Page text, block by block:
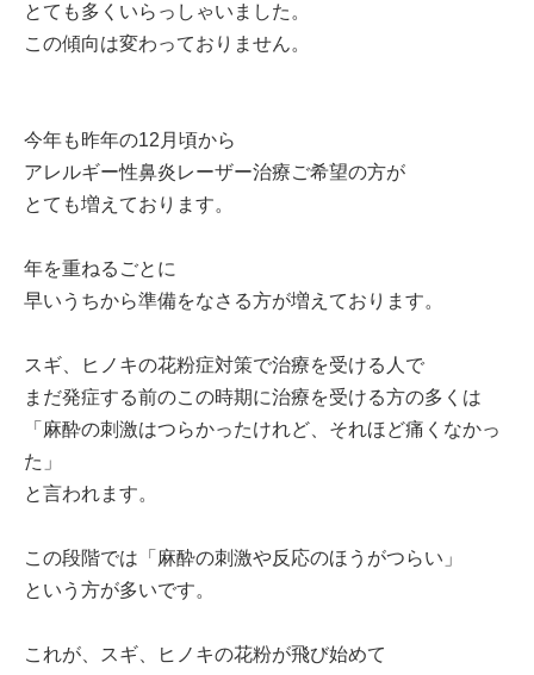
とても多くいらっしゃいました。
この傾向は変わっておりません。
今年も昨年の12月頃から
アレルギー性鼻炎レーザー治療ご希望の方が
とても増えております。
年を重ねるごとに
早いうちから準備をなさる方が増えております。
スギ、ヒノキの花粉症対策で治療を受ける人で
まだ発症する前のこの時期に治療を受ける方の多くは
「麻酔の刺激はつらかったけれど、それほど痛くなかっ
た」
と言われます。
この段階では「麻酔の刺激や反応のほうがつらい」
という方が多いです。
これが、スギ、ヒノキの花粉が飛び始めて